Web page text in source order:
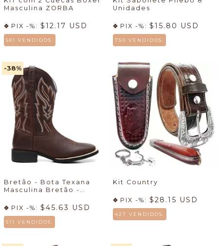
Masculina ZORBA
PIX -%: $12.17 USD
581 VENDIDOS.
Unidades
PIX -%: $15.80 USD
750 VENDIDOS.
-38%
Bretão - Bota Texana
Masculina Bretão -
Cueca🔥
PIX -%: $45.63 USD
511 VENDIDOS.
Kit Country
PIX -%: $28.15 USD
427 VENDIDOS.